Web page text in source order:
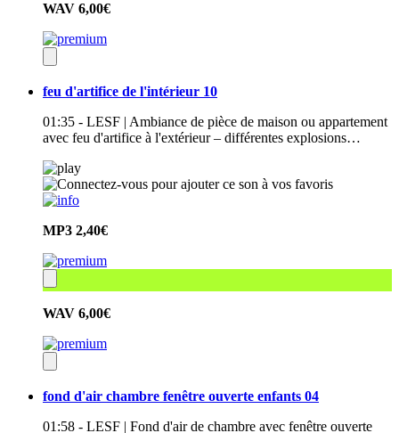
WAV 6,00€
feu d'artifice de l'intérieur 10
01:35 - LESF | Ambiance de pièce de maison ou appartement
avec feu d'artifice à l'extérieur – différentes explosions…
MP3 2,40€
WAV 6,00€
fond d'air chambre fenêtre ouverte enfants 04
01:58 - LESF | Fond d'air de chambre avec fenêtre ouverte